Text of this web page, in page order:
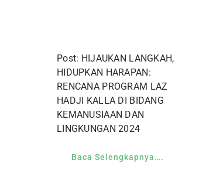
Post: HIJAUKAN LANGKAH,
HIDUPKAN HARAPAN:
RENCANA PROGRAM LAZ
HADJI KALLA DI BIDANG
KEMANUSIAAN DAN
LINGKUNGAN 2024
Baca Selengkapnya….